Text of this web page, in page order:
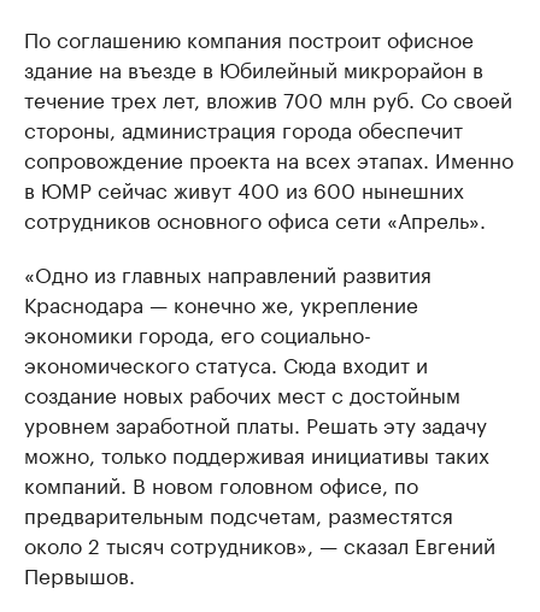
По соглашению компания построит офисное
здание на въезде в Юбилейный микрорайон в
течение трех лет, вложив 700 млн руб. Со своей
стороны, администрация города обеспечит
сопровождение проекта на всех этапах. Именно
в ЮМР сейчас живут 400 из 600 нынешних
сотрудников основного офиса сети «Апрель».
«Одно из главных направлений развития
Краснодара — конечно же, укрепление
экономики города, его социально-
экономического статуса. Сюда входит и
создание новых рабочих мест с достойным
уровнем заработной платы. Решать эту задачу
можно, только поддерживая инициативы таких
компаний. В новом головном офисе, по
предварительным подсчетам, разместятся
около 2 тысяч сотрудников», — сказал Евгений
Первышов.